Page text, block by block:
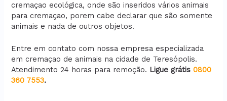
cremaçao ecológica, onde são inseridos vários animais
para cremaçao, porem cabe declarar que são somente
animais e nada de outros objetos.
Entre em contato com nossa empresa especializada
em cremaçao de animais na cidade de Teresópolis.
Atendimento 24 horas para remoção. Ligue grátis0800
360 7553.